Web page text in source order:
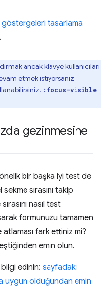
göstergeleri tasarlama
ancak klavye kullanıcıları
etmek istiyorsanız
:focus-visible
gezinmesine
bir başka iyi test de
sekme sırasını takip
nasıl test
formunuzu tamamen
atlaması fark ettiniz mi?
emin olun.
edinin: sayfadaki
uygun olduğundan emin